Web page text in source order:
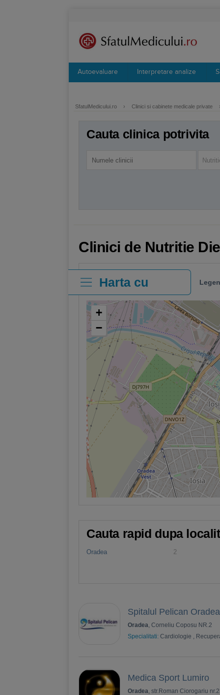
Autoevaluare Interpretare analize
SfatulMedicului.ro › Clinici si cabinete medicale private
Cauta clinica potrivita
Clinici de Nutritie
Harta cu
clinici
+
−
Cauta rapid dupa
Oradea 2
Spitalul Pelican Oradea
Oradea, Corneliu Coposu NR.2
Specialitati: Cardiologie ,
Medica Sport Lumiro
Oradea, str.Roman Ciorogariu